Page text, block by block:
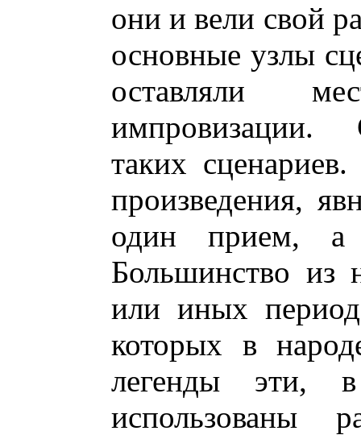
они и вели свой
основные узлы
оставляли
импровизации.
таких
произведения,
один прием, а
Большинство из
или иных
которых в
легенды эти,
использованы